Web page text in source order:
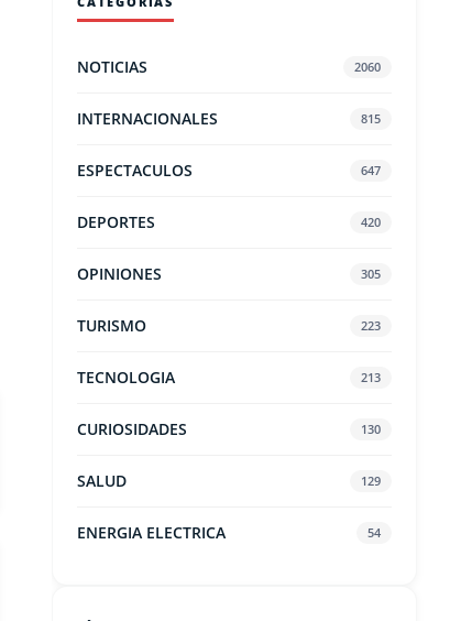
NOTICIAS 2060
INTERNACIONALES 815
ESPECTACULOS 647
DEPORTES 420
OPINIONES 305
TURISMO 223
TECNOLOGIA 213
CURIOSIDADES 130
SALUD 129
ENERGIA ELECTRICA 54